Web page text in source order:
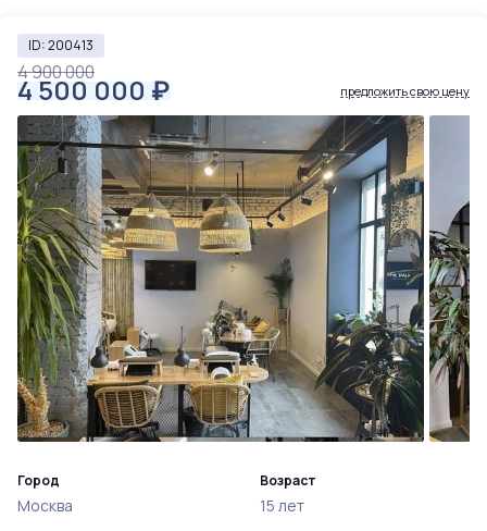
ID: 200413
4 900 000
4 500 000 ₽ предложить свою цену
Город
Москва
Возраст
15 лет